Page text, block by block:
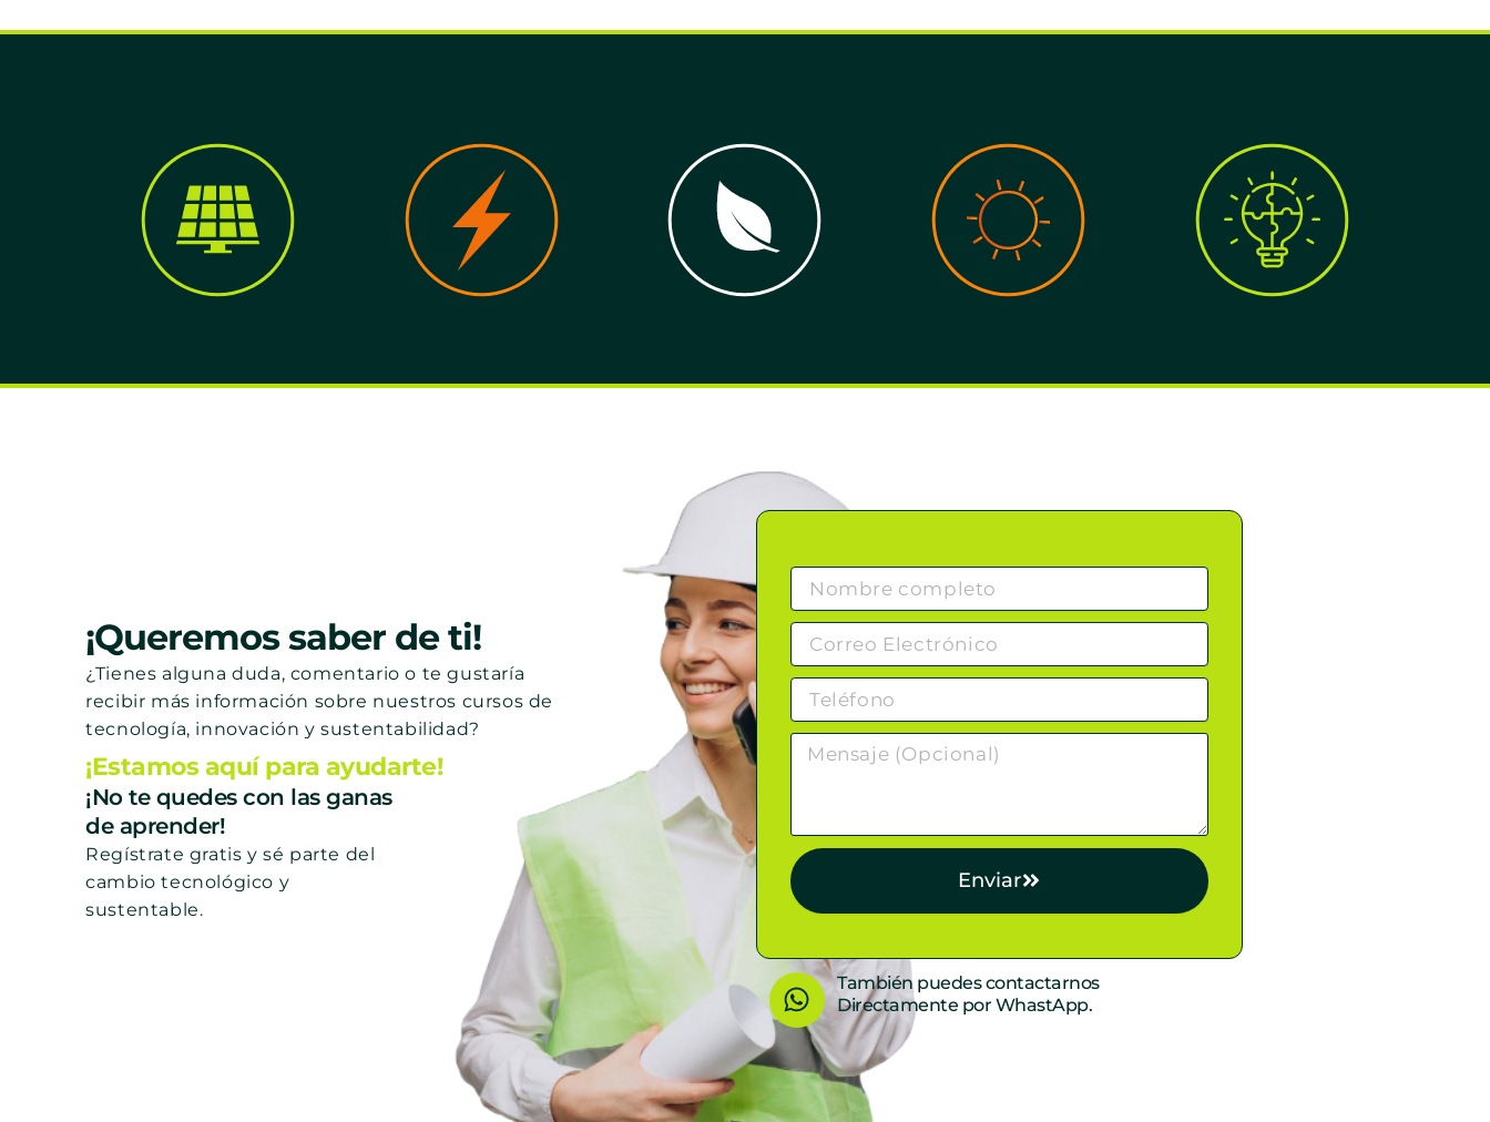
¡Queremos saber de ti!
¿Tienes alguna duda, comentario o te gustaría
recibir más información sobre nuestros cursos de
tecnología, innovación y sustentabilidad?
¡Estamos aquí para ayudarte!
¡No te quedes con las ganas
de aprender!
Regístrate gratis y sé parte del
cambio tecnológico y
sustentable.
Enviar
W
h
a
t
También puedes contactarnos
Directamente por WhastApp.